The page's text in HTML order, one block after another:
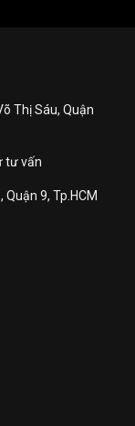
Thị Sáu, Quận
tư vấn
Quận 9, Tp.HCM